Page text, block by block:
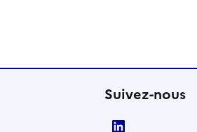
Suivez-nous